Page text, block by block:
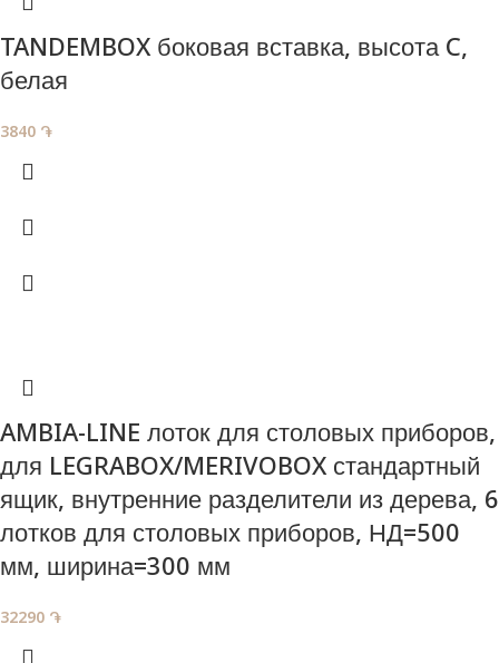
TANDEMBOX боковая вставка, высота C,
белая
3840 ֏
AMBIA-LINE лоток для столовых приборов,
для LEGRABOX/MERIVOBOX стандартный
ящик, внутренние разделители из дерева, 6
лотков для столовых приборов, НД=500
мм, ширина=300 мм
32290 ֏